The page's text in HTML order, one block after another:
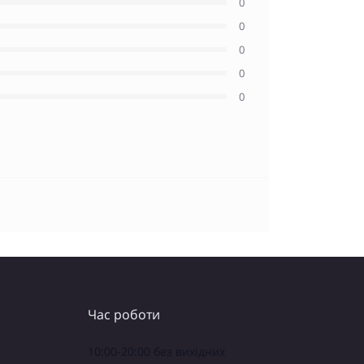
0
0
0
0
Час роботи